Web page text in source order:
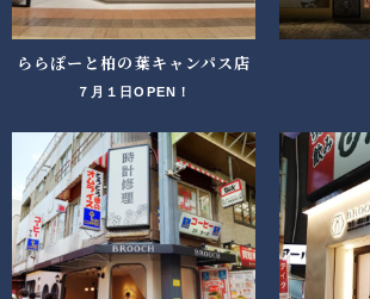
ららぽーと柏の葉キャンパス店
７月１日OPEN！